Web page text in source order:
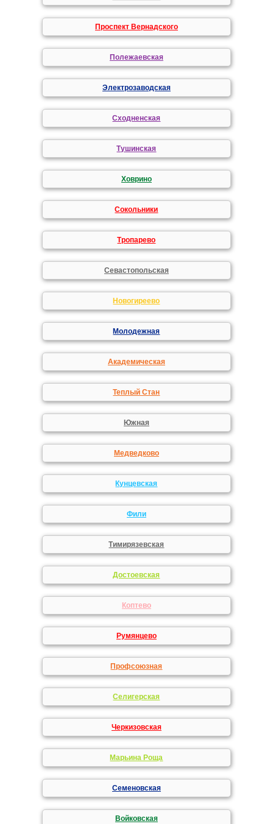
Проспект Вернадского
Полежаевская
Электрозаводская
Сходненская
Тушинская
Ховрино
Сокольники
Тропарево
Севастопольская
Новогиреево
Молодежная
Академическая
Теплый Стан
Южная
Медведково
Кунцевская
Фили
Тимирязевская
Достоевская
Коптево
Румянцево
Профсоюзная
Селигерская
Черкизовская
Марьина Роща
Семеновская
Войковская